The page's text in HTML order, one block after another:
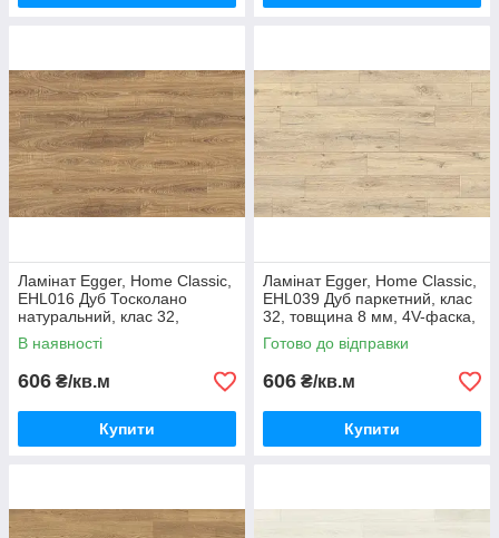
Ламінат Egger, Home Classic,
EHL016 Дуб Тосколано
натуральний, клас 32,
товщина 8 мм, 4V фаска,
Німеччина
В наявності
606 ₴/кв.м
Купити
Ламінат Egger, Home Classic,
EHL039 Дуб паркетний, клас
32, товщина 8 мм, 4V-фаска,
Німеччина
Готово до відправки
606 ₴/кв.м
Купити